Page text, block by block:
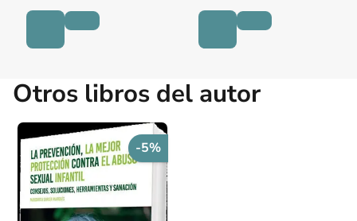
Otros libros del autor
-5%